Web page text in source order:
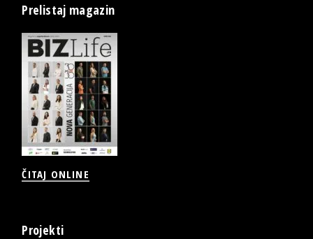
Prelistaj magazin
ČITAJ ONLINE
Projekti